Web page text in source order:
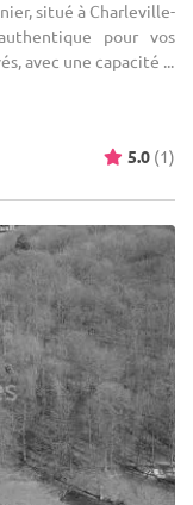
situé à Charleville-
pour vos
avec une capacité ...
5.0 (1)